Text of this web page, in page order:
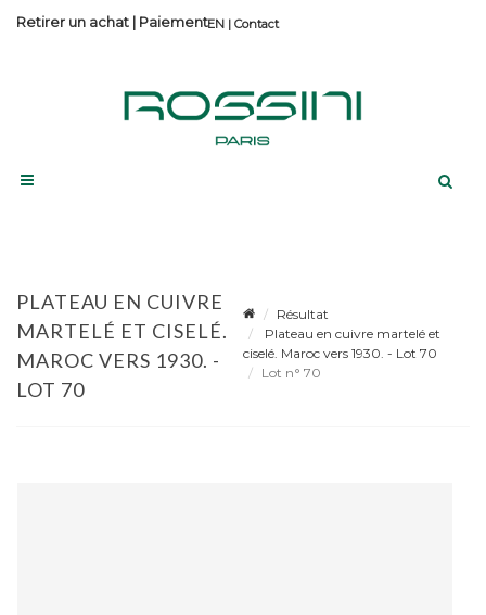
Contact
Retirer un achat | Paiement
PLATEAU EN CUIVRE
MARTELÉ ET CISELÉ.
MAROC VERS 1930. -
LOT 70
Résultat
Plateau en cuivre martelé et
ciselé. Maroc vers 1930. - Lot 70
Lot n° 70